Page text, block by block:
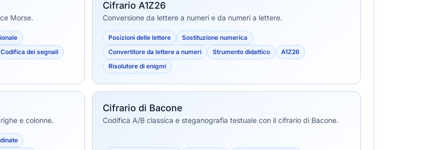
Morse.
Codifica dei segnali
Cifrario A1Z26
Conversione da lettere a numeri e da numeri a lettere.
Posizioni delle lettere
Sostituzione numerica
Convertitore da lettere a numeri
Strumento didattico
A1Z26
Risolutore di enigmi
e colonne.
Cifrario di Bacone
Codifica A/B classica e steganografia testuale con il cifrario di Bacone.